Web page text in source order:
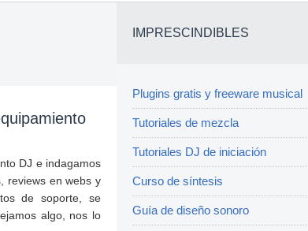
DJ e indagamos
reviews en webs y
de soporte, se
algo, nos lo
IMPRESCINDIBLES
Plugins gratis y freeware musical
Tutoriales de mezcla
Tutoriales DJ de iniciación
Curso de síntesis
Guía de diseño sonoro